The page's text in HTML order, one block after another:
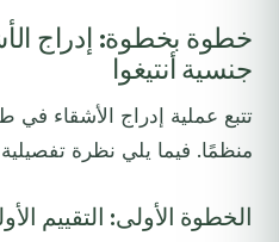
خطوة بخطوة: إدراج
جنسية أنتيغوا
تتبع عملية إدراج الأشقاء في
منظمًا. فيما يلي نظرة
الخطوة الأولى: التقييم